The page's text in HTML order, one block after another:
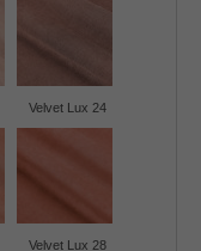
Velvet Lux 24
Velvet Lux 28